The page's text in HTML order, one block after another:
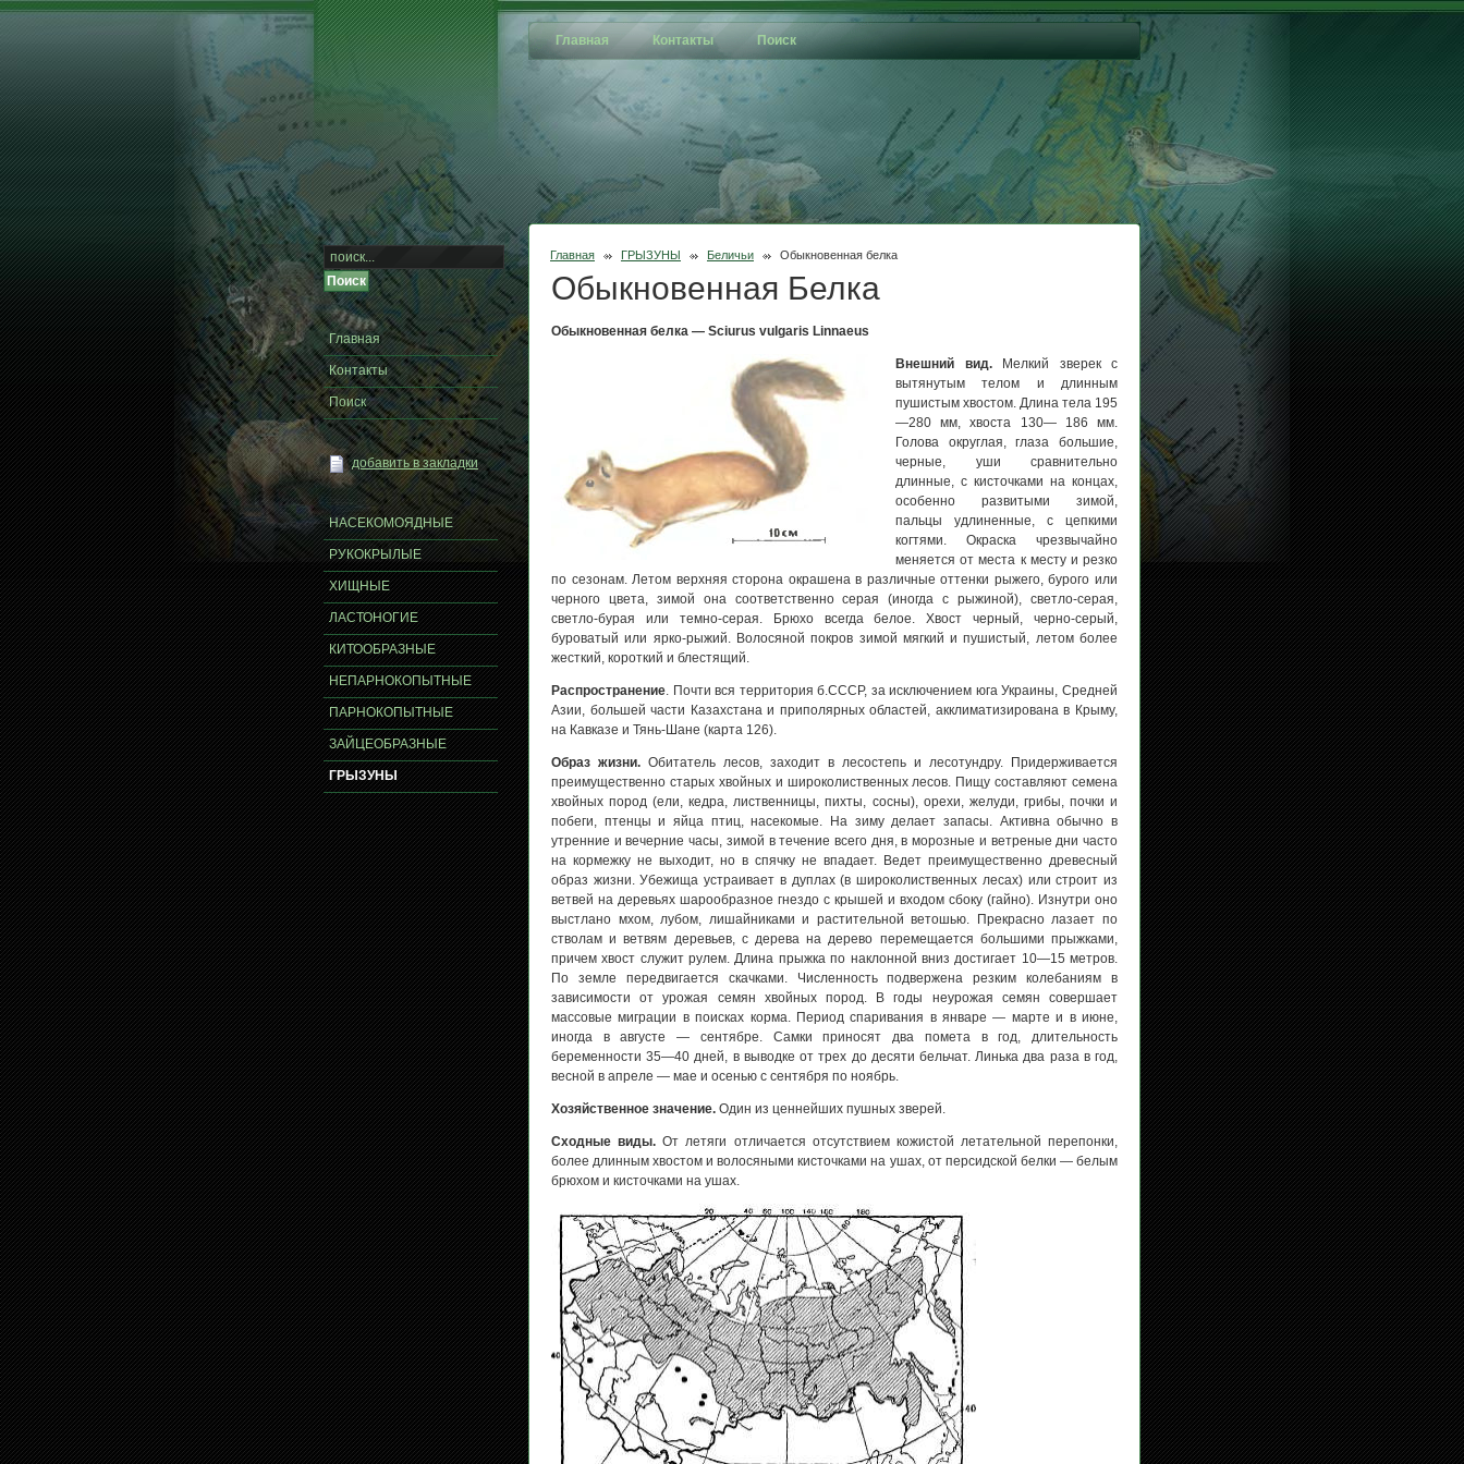
Главная Контакты Поиск
Главная ГРЫЗУНЫ Беличьи Обыкновенная белка
Обыкновенная Белка
Обыкновенная белка — Sciurus vulgaris Linnaeus
Внешний вид.Мелкий зверек с
вытянутым телом и длинным
пушистым хвостом. Длина тела 195
—280 мм, хвоста 130— 186 мм.
Голова округлая, глаза большие,
черные, уши сравнительно
длинные, с кисточками на концах,
особенно развитыми зимой,
пальцы удлиненные, с цепкими
когтями. Окраска чрезвычайно
меняется от места к месту и резко
по сезонам. Летом верхняя сторона окрашена в различные оттенки рыжего, бурого или
черного цвета, зимой она соответственно серая (иногда с рыжиной), светло-серая,
светло-бурая или темно-серая. Брюхо всегда белое. Хвост черный, черно-серый,
буроватый или ярко-рыжий. Волосяной покров зимой мягкий и пушистый, летом более
жесткий, короткий и блестящий.
Распространение. Почти вся территория б.СССР, за исключением юга Украины, Средней
Азии, большей части Казахстана и приполярных областей, акклиматизирована в Крыму,
на Кавказе и Тянь-Шане (карта 126).
Образ жизни. Обитатель лесов, заходит в лесостепь и лесотундру. Придерживается
преимущественно старых хвойных и широколиственных лесов. Пищу составляют семена
хвойных пород (ели, кедра, лиственницы, пихты, сосны), орехи, желуди, грибы, почки и
побеги, птенцы и яйца птиц, насекомые. На зиму делает запасы. Активна обычно в
утренние и вечерние часы, зимой в течение всего дня, в морозные и ветреные дни часто
на кормежку не выходит, но в спячку не впадает. Ведет преимущественно древесный
образ жизни. Убежища устраивает в дуплах (в широколиственных лесах) или строит из
ветвей на деревьях шарообразное гнездо с крышей и входом сбоку (гайно). Изнутри оно
выстлано мхом, лубом, лишайниками и растительной ветошью. Прекрасно лазает по
стволам и ветвям деревьев, с дерева на дерево перемещается большими прыжками,
причем хвост служит рулем. Длина прыжка по наклонной вниз достигает 10—15 метров.
По земле передвигается скачками. Численность подвержена резким колебаниям в
зависимости от урожая семян хвойных пород. В годы неурожая семян совершает
массовые миграции в поисках корма. Период спаривания в январе — марте и в июне,
иногда в августе — сентябре. Самки приносят два помета в год, длительность
беременности 35—40 дней, в выводке от трех до десяти бельчат. Линька два раза в год,
весной в апреле — мае и осенью с сентября по ноябрь.
Хозяйственное значение. Один из ценнейших пушных зверей.
Сходные виды. От летяги отличается отсутствием кожистой летательной перепонки,
более длинным хвостом и волосяными кисточками на ушах, от персидской белки — белым
брюхом и кисточками на ушах.
Главная
Контакты
Поиск
добавить в закладки
НАСЕКОМОЯДНЫЕ
РУКОКРЫЛЫЕ
ХИЩНЫЕ
ЛАСТОНОГИЕ
КИТООБРАЗНЫЕ
НЕПАРНОКОПЫТНЫЕ
ПАРНОКОПЫТНЫЕ
ЗАЙЦЕОБРАЗНЫЕ
ГРЫЗУНЫ